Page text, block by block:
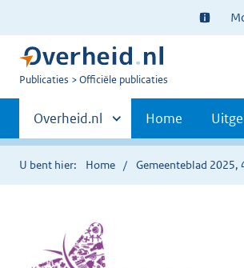
Ter
U
Publicaties Officiële publicaties
Primaire
navigatie
Andere
sites
binnen
Overheid.nl Home
U bent hier: Home Gemeenteblad 2025,